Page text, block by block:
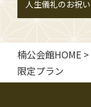
人生儀礼のお祝い
楠公会館HOME >
限定プラン